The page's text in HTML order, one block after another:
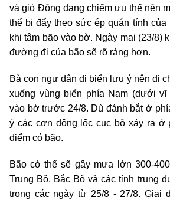
và gió Đông đang chiếm ưu thế nên
thể bị đẩy theo sức ép quán tính
khi tâm bão vào bờ. Ngày mai (23/8)
đường đi của bão sẽ rõ ràng hơn.
Bà con ngư dân đi biển lưu ý nên di
xuống vùng biển phía Nam (dưới vĩ
vào bờ trước 24/8. Dù đánh bắt ở
ý các cơn dông lốc cục bộ xảy ra ở
điểm có bão.
Bão có thể sẽ gây mưa lớn 300-
Trung Bộ, Bắc Bộ và các tỉnh trung
trong các ngày từ 25/8 - 27/8. Giai